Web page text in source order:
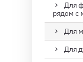
Для
рядом с
Для
Для